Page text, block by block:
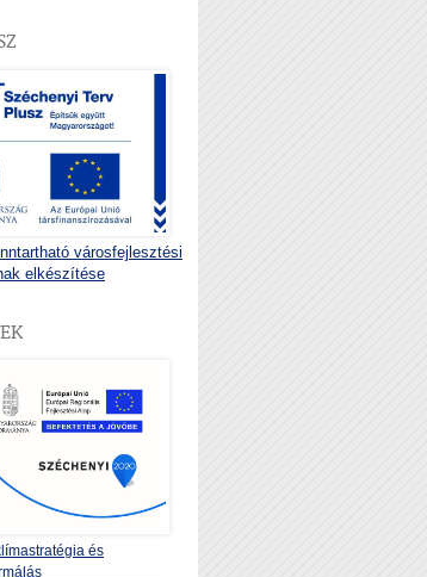
városfejlesztési
elkészítése
és